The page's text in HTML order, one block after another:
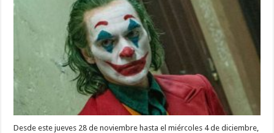
Desde este jueves 28 de noviembre hasta el miércoles 4 de diciembre,